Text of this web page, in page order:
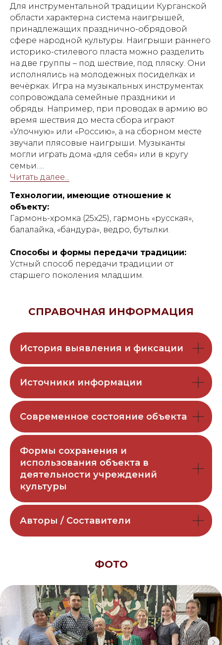
Для инструментальной традиции Курганской
области характерна система наигрышей,
принадлежащих празднично-обрядовой
сфере народной культуры. Наигрыши раннего
историко-стилевого пласта можно разделить
на две группы – под шествие, под пляску. Они
исполнялись на молодежных посиделках и
вечёрках. Игра на музыкальных инструментах
сопровождала семейные праздники и
обряды. Например, при проводах в армию во
время шествия до места сбора играют
«Улочную» или «Россию», а на сборном месте
звучали плясовые наигрыши. Музыканты
могли играть дома «для себя» или в кругу
семьи.....
Читать далее...
Технологии, имеющие отношение к
объекту:
Гармонь-хромка (25х25), гармонь «русская»,
балалайка, «бандура», ведро, бутылки.
Способы и формы передачи традиции:
Устный способ передачи традиции от
старшего поколения младшим.
СПРАВОЧНАЯ ИНФОРМАЦИЯ
История выявления и фиксации
Источники информации
Современное состояние объекта
Формы сохранения и
использования объекта в
деятельности учреждений
культуры
Авторы / Составители
ФОТО
Исполняют: Молоков Павел
Илларионович, 1931 г.р. (родом из д.